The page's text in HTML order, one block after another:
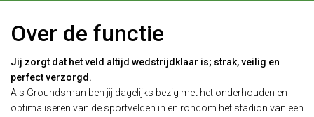
Over de functie
Jij zorgt dat het veld altijd wedstrijdklaar is; strak, veilig en
perfect verzorgd.
Als Groundsman ben jij dagelijks bezig met het onderhouden en
optimaliseren van de sportvelden in en rondom het stadion van een